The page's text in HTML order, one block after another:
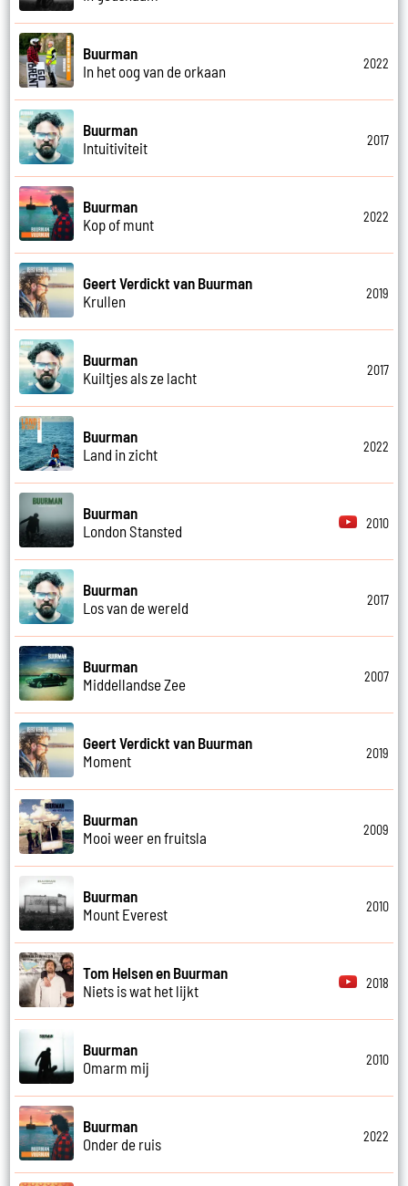
Buurman
In het oog van de orkaan
2022
Buurman
Intuitiviteit
2017
Buurman
Kop of munt
2022
Geert Verdickt van Buurman
Krullen
2019
Buurman
Kuiltjes als ze lacht
2017
Buurman
Land in zicht
2022
Buurman
London Stansted
2010
Buurman
Los van de wereld
2017
Buurman
Middellandse Zee
2007
Geert Verdickt van Buurman
Moment
2019
Buurman
Mooi weer en fruitsla
2009
Buurman
Mount Everest
2010
Tom Helsen en Buurman
Niets is wat het lijkt
2018
Buurman
Omarm mij
2010
Buurman
Onder de ruis
2022